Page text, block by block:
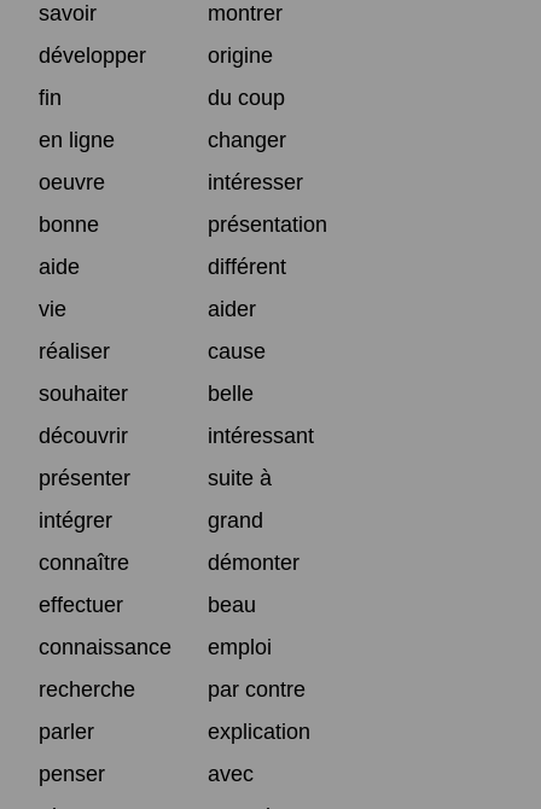
savoir
montrer
développer
origine
fin
du coup
en ligne
changer
oeuvre
intéresser
bonne
présentation
aide
différent
vie
aider
réaliser
cause
souhaiter
belle
découvrir
intéressant
présenter
suite à
intégrer
grand
connaître
démonter
effectuer
beau
connaissance
emploi
recherche
par contre
parler
explication
penser
avec